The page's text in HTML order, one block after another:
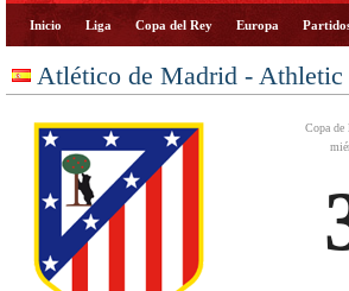
Inicio Liga Copa del Rey Europa
Atlético de Madrid - Athletic
Copa de